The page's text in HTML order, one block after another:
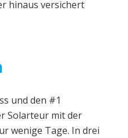
hinaus versichert
und den #1
Solarteur mit der
wenige Tage. In drei